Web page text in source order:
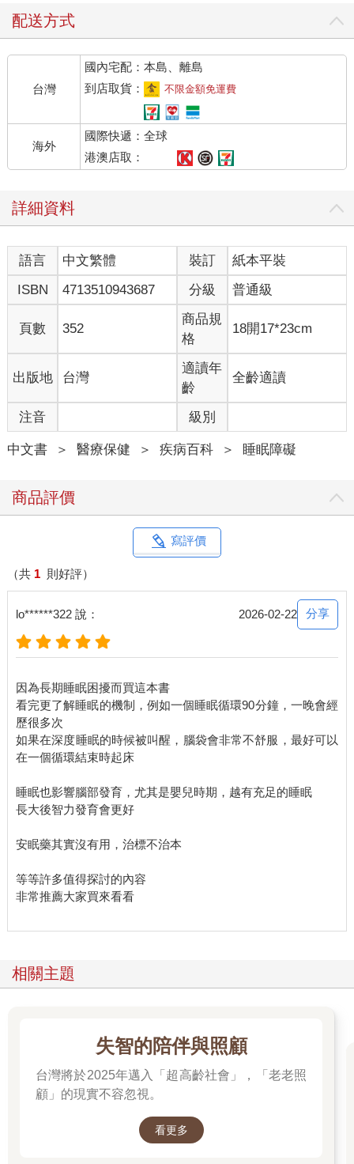
學習之前先睡飽，把學習能力補充好
在學習前的睡眠，能夠讓我們從頭產生新記憶的能力重新振作，
而且這件事每天晚上都在進行。我們醒著的時候，不管有意無
意，腦隨時在獲取並消化新訊息，這些稍縱即逝的記憶，會由腦
中一個稱為海馬迴（hippocampus）的區域捕捉下來。記住那些
基於事實的訊息，也就是多數人認為的課本式學習，例如記住某
人的名字、新的電話號碼、自己把車停在哪裡，過程中海馬迴會
吸取這些流過的經驗，並把細節連結在一起。
海馬迴是腦中長得像手指的長形構造，你的大腦有兩個海馬迴，
息的地方。可惜海馬迴的儲存容量是有限的，就像相機的底片膠
卷，或者用更與時俱進的比喻來說，就像USB隨身碟。一旦超過
儲存容量，你就可能無法吸收更多訊息，或者新記憶必須覆蓋過
另一筆記憶，這種情況稱為干擾遺忘（interference forgetting），
同樣糟糕。
那麼，腦又如何處理這種記憶容量問題？好些年前，我的研究團
隊想知道睡眠是否藉由檔案轉移的機制，來解決儲存空間不足的
問題。或許睡眠把腦中新近獲得的記憶搬到長期儲存地點，藉此
釋出短期記憶的儲存空間，所以我們醒來後學習新事物的能力又
白天小睡幫助記憶
我們先用白天的小睡來測試這個理論。我們徵召了一群健康的年
輕成人，隨機分配到午睡組和不睡組。中午時，所有參與者都要
經歷一段嚴酷的學習過程（記住一百張人臉與名字的配對），目
之後，午睡組在睡眠實驗室進行九十分鐘的午睡，頭皮上貼著電
極，測量睡眠狀態。而不睡組在實驗室中保持清醒，從事輕鬆的
次進行密集的學習，嘗試把更多新資訊塞入短期儲存空間（記住
另外一百張臉孔與名字的配對）。
我們想弄清楚的問題很簡單：人腦的學習能力是否隨著一天中持
續醒著的時間而衰退？如果是的話，睡覺是否能扭轉這種記憶體
逐漸飽和的效應，修復學習能力？
那些整天醒著的人，即使專注力維持穩定（透過注意力與反應時
間的測試來確認），學習能力卻明顯變差。相對的，午睡過的人
成績明顯較好，而且記住事實的能力實際上還提升了。這兩組人
睡眠紡錘波可以恢復學習能力
我們觀察到睡眠能騰出記憶空間，幫助腦恢復學習能力，於是想
進一步尋找是睡眠中的什麼因素促成這種修復。
午睡組的腦波分析給了我們答案。記憶力的恢復與較淺的非快速
有力的腦波。如果在小睡時有愈多睡眠紡錘波，醒來後學習能力
的恢復也愈好。重要的是，睡眠紡錘波並不能預測那個人本身的
的結果會有些無趣。而實際上，睡眠紡錘波能預測的是睡前和睡
更令人驚嘆的是，當我們分析睡眠紡錘波這種急促的電活動時，
也觀察到異常穩定反覆的電流，在整個腦中以一百到兩百毫秒的
輸：把事實記憶從暫時的儲存裝置（海馬迴）搬移到長期的保險
庫（皮質）。這個過程中，睡眠開心的清理海馬迴，幫短期訊息
一天，他們可以再度開始學習新的事實。
究，發現同樣的結果：一個人在夜裡的睡眠紡錘波愈多，第二天
學習能力的恢復程度也愈好。
配送方式
台灣
國內宅配：本島、離島
到店取貨：
不限金額免運費
海外
國際快遞：全球
港澳店取：
詳細資料
語言 中文繁體 裝訂
紙本平裝
ISBN
4713510943687 分級 普通級
頁數 352
商品規
格
18開17*23cm
出版地 台灣
適讀年
齡
全齡適讀
注音 級別
中文書 ＞ 醫療保健 ＞ 疾病百科 ＞ 睡眠障礙
商品評價
寫評價
（共 1 則好評）
lo******322 說： 2026-02-22 分享
因為長期睡眠困擾而買這本書
看完更了解睡眠的機制，例如一個睡眠循環90分鐘，一晚會經
歷很多次
如果在深度睡眠的時候被叫醒，腦袋會非常不舒服，最好可以
在一個循環結束時起床
睡眠也影響腦部發育，尤其是嬰兒時期，越有充足的睡眠
長大後智力發育會更好
安眠藥其實沒有用，治標不治本
等等許多值得探討的內容
非常推薦大家買來看看
相關主題
失智的陪伴與照顧
台灣將於2025年邁入「超高齡社會」，「老老照
顧」的現實不容忽視。
看更多